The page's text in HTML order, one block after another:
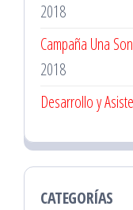
2018
Campaña Una
2018
Desarrollo y
CATEGORÍAS